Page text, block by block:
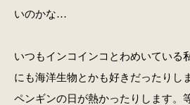
いのかな…
いつもインコインコとわめいている
にも海洋生物とかも好きだったりし
ペンギンの日が熱かったりします。